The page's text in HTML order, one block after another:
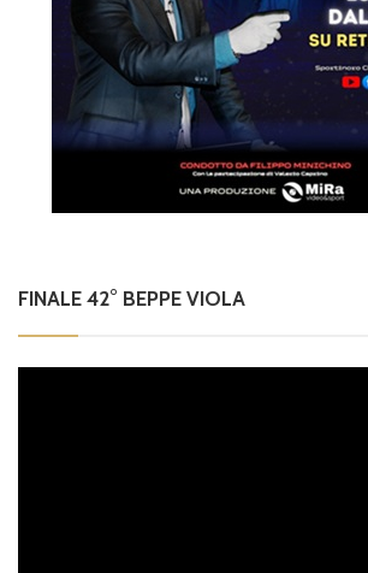
FINALE 42° BEPPE VIOLA